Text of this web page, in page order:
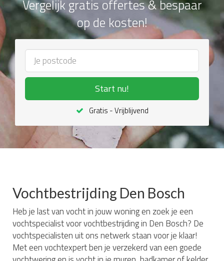
Vergelijk gratis offertes & bespaar
op de kosten!
Start nu!
Gratis - Vrijblijvend
Vochtbestrijding Den Bosch
Heb je last van vocht in jouw woning en zoek je een
vochtspecialist voor vochtbestrijding in Den Bosch? De
vochtspecialisten uit ons netwerk staan voor je klaar!
Met een vochtexpert ben je verzekerd van een goede